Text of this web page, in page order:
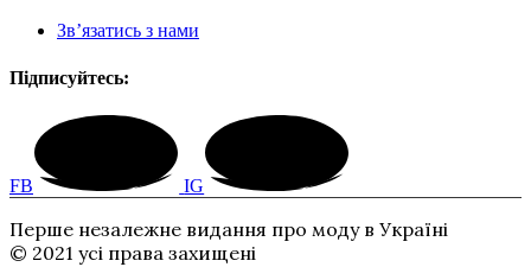
Зв’язатись з нами
Підписуйтесь:
FB IG
Перше незалежне видання про моду в Україні
© 2021 усі права захищені